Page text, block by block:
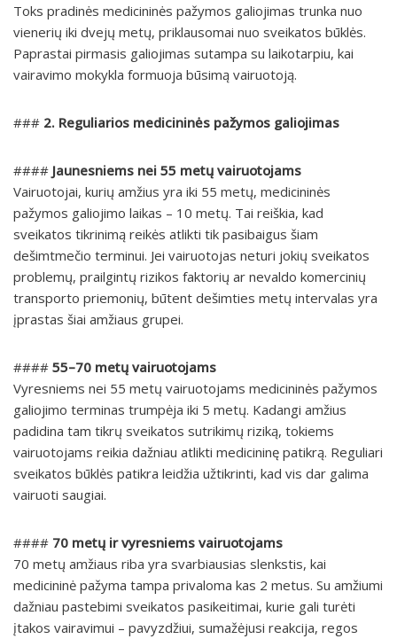
Toks pradinės medicininės pažymos galiojimas trunka nuo
vienerių iki dvejų metų, priklausomai nuo sveikatos būklės.
Paprastai pirmasis galiojimas sutampa su laikotarpiu, kai
vairavimo mokykla formuoja būsimą vairuotoją.
### 2. Reguliarios medicininės pažymos galiojimas
#### Jaunesniems nei 55 metų vairuotojams
Vairuotojai, kurių amžius yra iki 55 metų, medicininės
pažymos galiojimo laikas – 10 metų. Tai reiškia, kad
sveikatos tikrinimą reikės atlikti tik pasibaigus šiam
dešimtmečio terminui. Jei vairuotojas neturi jokių sveikatos
problemų, prailgintų rizikos faktorių ar nevaldo komercinių
transporto priemonių, būtent dešimties metų intervalas yra
įprastas šiai amžiaus grupei.
#### 55–70 metų vairuotojams
Vyresniems nei 55 metų vairuotojams medicininės pažymos
galiojimo terminas trumpėja iki 5 metų. Kadangi amžius
padidina tam tikrų sveikatos sutrikimų riziką, tokiems
vairuotojams reikia dažniau atlikti medicininę patikrą. Reguliari
sveikatos būklės patikra leidžia užtikrinti, kad vis dar galima
vairuoti saugiai.
#### 70 metų ir vyresniems vairuotojams
70 metų amžiaus riba yra svarbiausias slenkstis, kai
medicininė pažyma tampa privaloma kas 2 metus. Su amžiumi
dažniau pastebimi sveikatos pasikeitimai, kurie gali turėti
įtakos vairavimui – pavyzdžiui, sumažėjusi reakcija, regos